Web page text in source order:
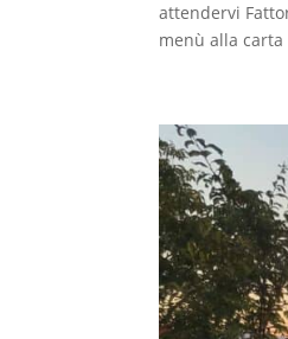
attendervi
menù alla